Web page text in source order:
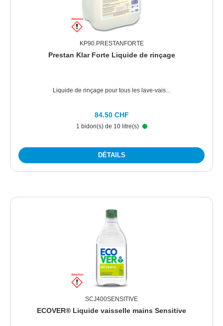
KP90.PRESTANFORTE
Prestan Klar Forte Liquide de rinçage
Liquide de rinçage pour tous les lave-vais...
1 bidon(s) de 10 litre(s)
84.50 CHF
DÉTAILS
SCJ400SENSITIVE
ECOVER® Liquide vaisselle mains Sensitive